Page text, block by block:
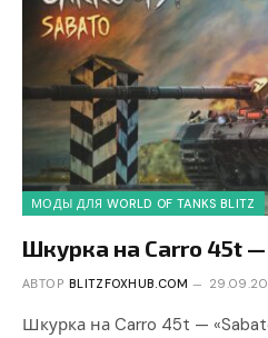
МОДЫ ДЛЯ WORLD OF TANKS BLITZ
Шкурка на Carro 45t —
АВТОР BLITZFOXHUB.COM
Шкурка на Carro 45t —